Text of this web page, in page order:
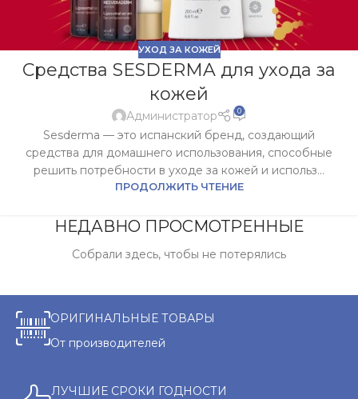
УХОД ЗА КОЖЕЙ
Средства SESDERMA для ухода за
кожей
Администратор 0
Sesderma — это испанский бренд, создающий
средства для домашнего использования, способные
решить потребности в уходе за кожей и использ...
ПРОДОЛЖИТЬ ЧТЕНИЕ
НЕДАВНО ПРОСМОТРЕННЫЕ
Собрали здесь, чтобы не потерялись
ОРИГИНАЛЬНЫЕ ТОВАРЫ
От производителей
ЛУЧШИЕ СРОКИ ГОДНОСТИ